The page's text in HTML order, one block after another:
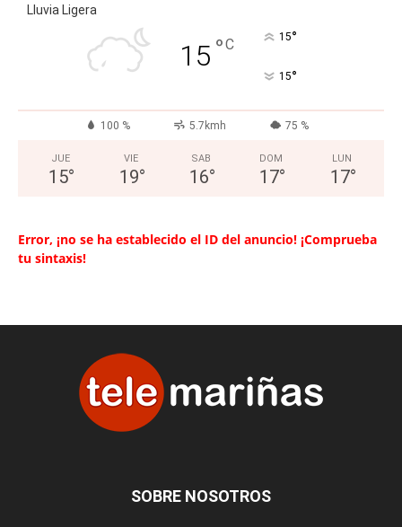
Lluvia Ligera
15 °C 15°
15°
100 % 5.7kmh 75 %
JUE
15°
VIE
19°
SAB
16°
DOM
17°
LUN
17°
Error, ¡no se ha establecido el ID del anuncio! ¡Comprueba
tu sintaxis!
SOBRE NOSOTROS